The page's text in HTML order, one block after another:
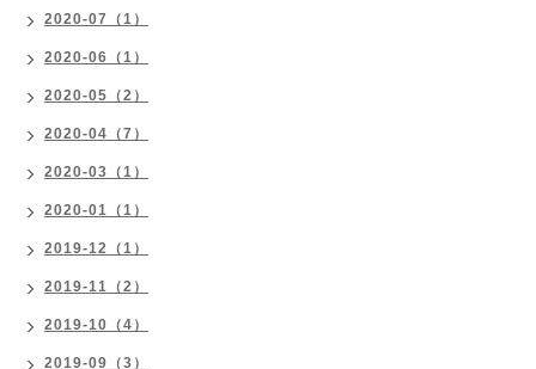
2020-07（1）
2020-06（1）
2020-05（2）
2020-04（7）
2020-03（1）
2020-01（1）
2019-12（1）
2019-11（2）
2019-10（4）
2019-09（3）